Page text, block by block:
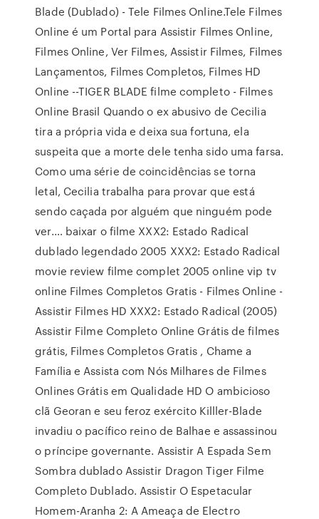
Blade (Dublado) - Tele Filmes Online.Tele Filmes
Online é um Portal para Assistir Filmes Online,
Filmes Online, Ver Filmes, Assistir Filmes, Filmes
Lançamentos, Filmes Completos, Filmes HD
Online --TIGER BLADE filme completo - Filmes
Online Brasil Quando o ex abusivo de Cecilia
tira a própria vida e deixa sua fortuna, ela
suspeita que a morte dele tenha sido uma farsa.
Como uma série de coincidências se torna
letal, Cecilia trabalha para provar que está
sendo caçada por alguém que ninguém pode
ver.… baixar o filme XXX2: Estado Radical
dublado legendado 2005 XXX2: Estado Radical
movie review filme complet 2005 online vip tv
online Filmes Completos Gratis - Filmes Online -
Assistir Filmes HD XXX2: Estado Radical (2005)
Assistir Filme Completo Online Grátis de filmes
grátis, Filmes Completos Gratis , Chame a
Família e Assista com Nós Milhares de Filmes
Onlines Grátis em Qualidade HD O ambicioso
clã Georan e seu feroz exército Killler-Blade
invadiu o pacífico reino de Balhae e assassinou
o príncipe governante. Assistir A Espada Sem
Sombra dublado Assistir Dragon Tiger Filme
Completo Dublado. Assistir O Espetacular
Homem-Aranha 2: A Ameaça de Electro